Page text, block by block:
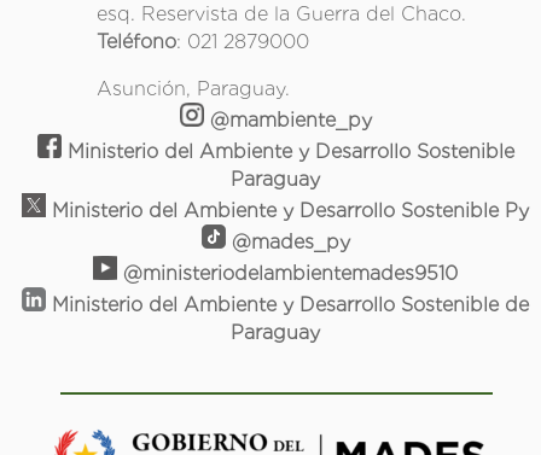
esq. Reservista de la Guerra del Chaco.
Teléfono: 021 2879000
Asunción, Paraguay.
@mambiente_py
Ministerio del Ambiente y Desarrollo Sostenible
Paraguay
Ministerio del Ambiente y Desarrollo Sostenible Py
@mades_py
@ministeriodelambientemades9510
Ministerio del Ambiente y Desarrollo Sostenible de
Paraguay